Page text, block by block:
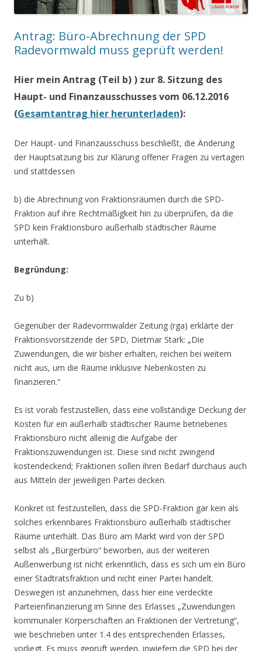
Antrag: Büro-Abrechnung der SPD
Radevormwald muss geprüft werden!
Hier mein Antrag (Teil b) ) zur 8. Sitzung des
Haupt- und Finanzausschusses vom 06.12.2016
(Gesamtantrag hier herunterladen):
Der Haupt- und Finanzausschuss beschließt, die Änderung
der Hauptsatzung bis zur Klärung offener Fragen zu vertagen
und stattdessen
b) die Abrechnung von Fraktionsräumen durch die SPD-
Fraktion auf ihre Rechtmäßigkeit hin zu überprüfen, da die
SPD kein Fraktionsbüro außerhalb städtischer Räume
unterhält.
Begründung:
Zu b)
Gegenüber der Radevormwalder Zeitung (rga) erklärte der
Fraktionsvorsitzende der SPD, Dietmar Stark: „Die
Zuwendungen, die wir bisher erhalten, reichen bei weitem
nicht aus, um die Räume inklusive Nebenkosten zu
finanzieren.“
Es ist vorab festzustellen, dass eine vollständige Deckung der
Kosten für ein außerhalb städtischer Räume betriebenes
Fraktionsbüro nicht alleinig die Aufgabe der
Fraktionszuwendungen ist. Diese sind nicht zwingend
kostendeckend; Fraktionen sollen ihren Bedarf durchaus auch
aus Mitteln der jeweiligen Partei decken.
Konkret ist festzustellen, dass die SPD-Fraktion gar kein als
solches erkennbares Fraktionsbüro außerhalb städtischer
Räume unterhält. Das Büro am Markt wird von der SPD
selbst als „Bürgerbüro“ beworben, aus der weiteren
Außenwerbung ist nicht erkenntlich, dass es sich um ein Büro
einer Stadtratsfraktion und nicht einer Partei handelt.
Deswegen ist anzunehmen, dass hier eine verdeckte
Parteienfinanzierung im Sinne des Erlasses „Zuwendungen
kommunaler Körperschaften an Fraktionen der Vertretung“,
wie beschrieben unter 1.4 des entsprechenden Erlasses,
vorliegt. Es muss geprüft werden, inwiefern die SPD bei der